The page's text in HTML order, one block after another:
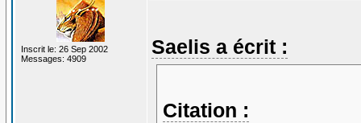
Inscrit le: 26 Sep 2002
Messages: 4909
Saelis a écrit :
Citation :